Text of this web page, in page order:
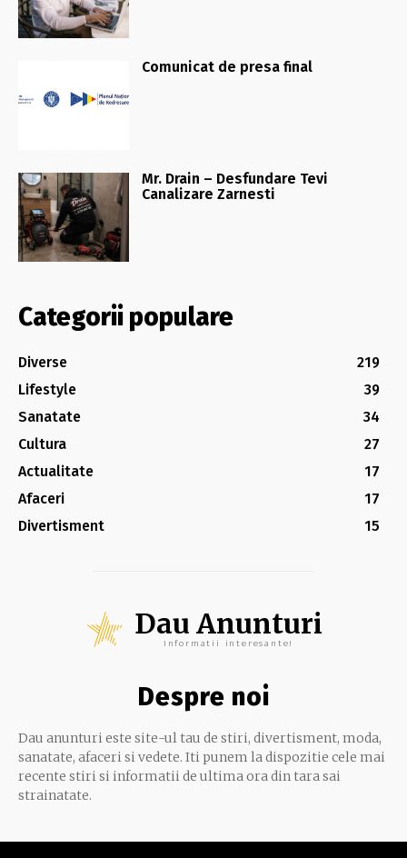
Comunicat de presa final
Mr. Drain – Desfundare Tevi
Canalizare Zarnesti
Categorii populare
Diverse
219
Lifestyle
39
Sanatate
34
Cultura
27
Actualitate
17
Afaceri
17
Divertisment
15
Dau Anunturi
Informatii interesante!
Despre noi
Dau anunturi este site-ul tau de stiri, divertisment, moda,
sanatate, afaceri si vedete. Iti punem la dispozitie cele mai
recente stiri si informatii de ultima ora din tara sai
strainatate.